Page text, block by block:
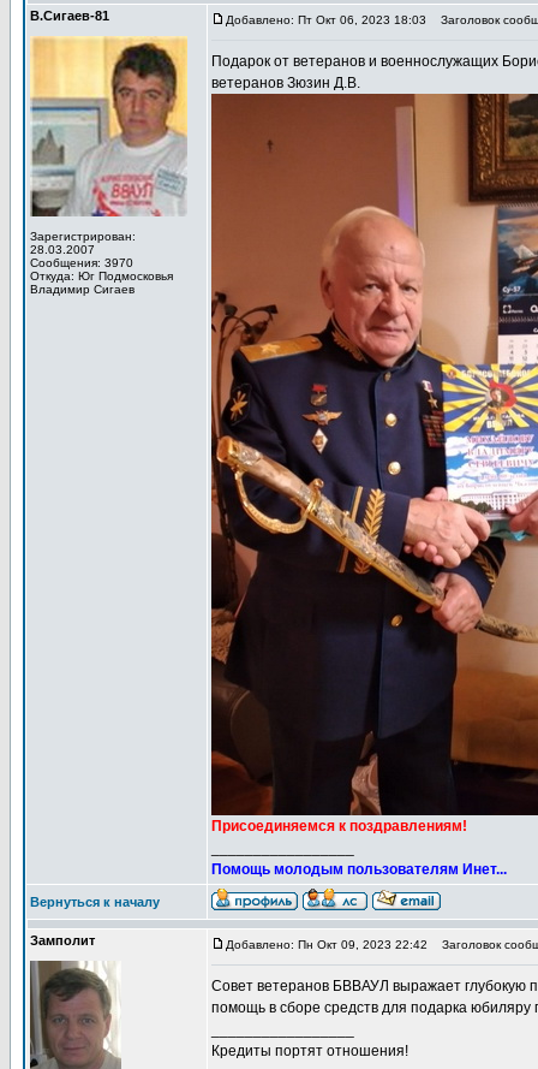
В.Сигаев-81
Зарегистрирован:
28.03.2007
Сообщения: 3970
Откуда: Юг Подмосковья
Владимир Сигаев
Добавлено: Пт Окт 06, 2023 18:03 Заголовок
Подарок от ветеранов и военнослужащих
ветеранов Зюзин Д.В.
Присоединяемся к поздравлениям!
Помощь молодым пользователям Инет...
Вернуться к началу
Замполит Добавлено: Пн Окт 09, 2023 22:42 Заголовок
Совет ветеранов БВВАУЛ выражает глубокую
помощь в сборе средств для подарка
Кредиты портят отношения!